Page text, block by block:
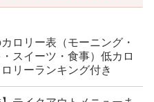
ロリー表（モーニング・
スイーツ・食事）低カロ
リーランキング付き